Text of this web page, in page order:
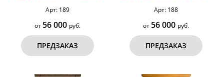
Арт: 189
от 56 000 руб.
ПРЕДЗАКАЗ
Арт: 188
от 56 000 руб.
ПРЕДЗАКАЗ